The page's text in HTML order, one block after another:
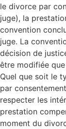
le divorce par
juge), la
convention
juge. La
décision de
être modifiée
Quel que soit le
par
respecter les
prestation
moment du